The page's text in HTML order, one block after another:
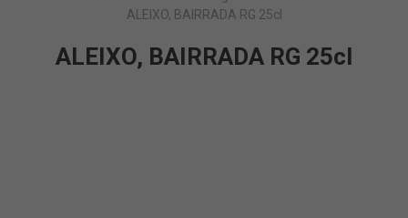
ALEIXO, BAIRRADA RG 25cl
ALEIXO, BAIRRADA RG 25cl